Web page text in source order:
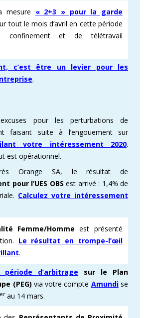
mesure « 2+3 » pour la garde
tout le mois d’avril en cette période
confinement et de télétravail
c’est être un levier pour les
.
pour les perturbations de
faisant suite à l’engouement sur
votre intéressement 2020.
est opérationnel.
Orange SA, le résultat de
pour l’UES OBS est arrivé : 1,4% de
Calculez votre intéressement
Femme/Homme est présenté
Le résultat en trompe-l’œil
.
d’arbitrage sur le Plan
(PEG) via votre compte Amundise
erau 14 mars.